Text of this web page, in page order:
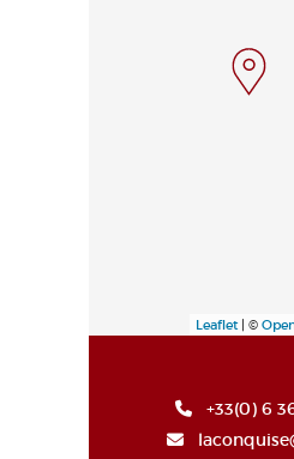
Leaflet| ©
+33(0) 6